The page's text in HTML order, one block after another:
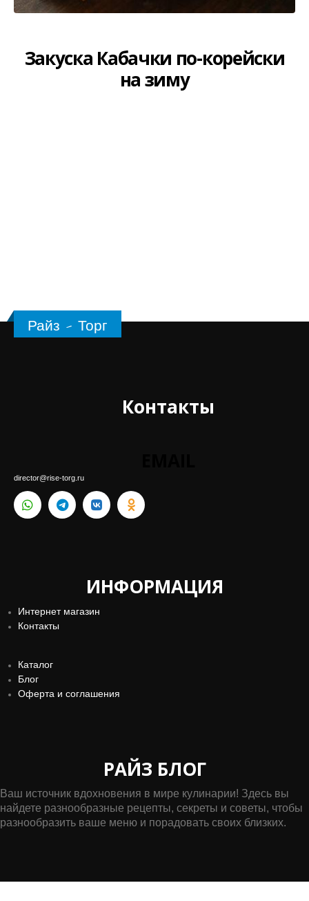
Закуска Кабачки по-корейски
на зиму
Райз - Торг
Контакты
director@rise-torg.ru
ИНФОРМАЦИЯ
Интернет магазин
Контакты
Каталог
Блог
Оферта и соглашения
РАЙЗ БЛОГ
Ваш источник вдохновения в мире кулинарии! Здесь вы
найдете разнообразные рецепты, секреты и советы, чтобы
разнообразить ваше меню и порадовать своих близких.